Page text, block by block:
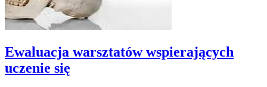
Ewaluacja warsztatów wspierających
uczenie się